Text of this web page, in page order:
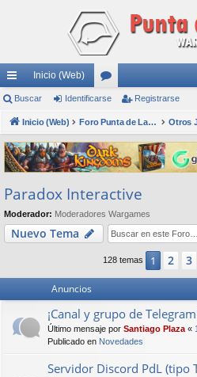
nl
ac
es
rá
pi
do
s
Inicio (Web)
or
os
Buscar Identificarse Registrarse
Inicio (Web) Foro Punta de Lanza Wargames Otros
Paradox Interactive
Moderador: Moderadores Wargames
Nuevo Tema
128 temas 1 2 3
Anuncios
¡Canal y grupo de
Último mensaje por Santiago Plaza «
Publicado en Novedades
Servidor Discord PdL (tipo